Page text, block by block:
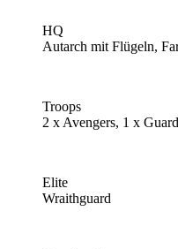
HQ
Autarch mit Flügeln,
Troops
2 x Avengers, 1 x
Elite
Wraithguard